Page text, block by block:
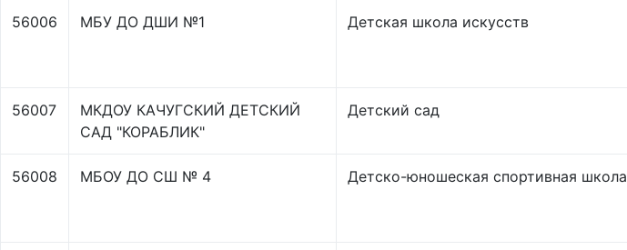
56006 МБУ ДО ДШИ №1 Детская школа искусств
56007
МКДОУ КАЧУГСКИЙ ДЕТСКИЙ
САД "КОРАБЛИК"
Детский сад
56008 МБОУ ДО СШ № 4 Детско-юношеская спортивная школа